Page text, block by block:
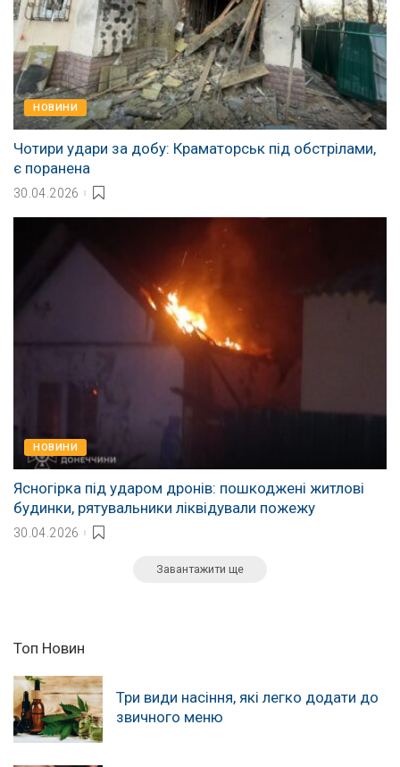
НОВИНИ
Чотири удари за добу: Краматорськ під обстрілами,
є поранена
30.04.2026
НОВИНИ
Ясногірка під ударом дронів: пошкоджені житлові
будинки, рятувальники ліквідували пожежу
30.04.2026
Завантажити ще
Топ Новин
Три види насіння, які легко додати до
звичного меню